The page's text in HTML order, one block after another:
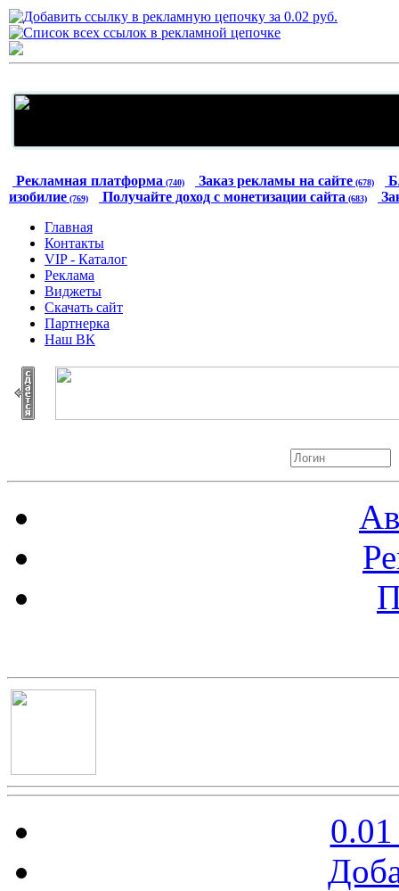
Рекламная платформа (740) Заказ рекламы на сайте (678)
изобилие (769) Получайте доход с монетизации сайта (683)
Главная
Контакты
VIP - Каталог
Реклама
Виджеты
Скачать сайт
Партнерка
Наш ВК